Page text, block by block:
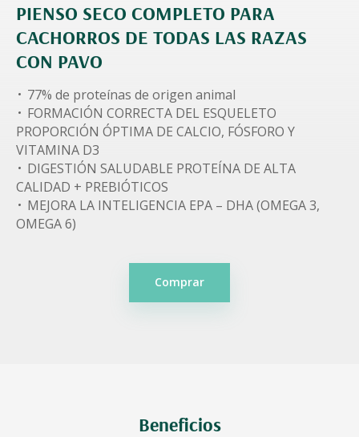
PIENSO SECO COMPLETO PARA
CACHORROS DE TODAS LAS RAZAS
CON PAVO
77% de proteínas de origen animal
FORMACIÓN CORRECTA DEL ESQUELETO
PROPORCIÓN ÓPTIMA DE CALCIO, FÓSFORO Y
VITAMINA D3
DIGESTIÓN SALUDABLE PROTEÍNA DE ALTA
CALIDAD + PREBIÓTICOS
MEJORA LA INTELIGENCIA EPA – DHA (OMEGA 3,
OMEGA 6)
Comprar
Beneficios